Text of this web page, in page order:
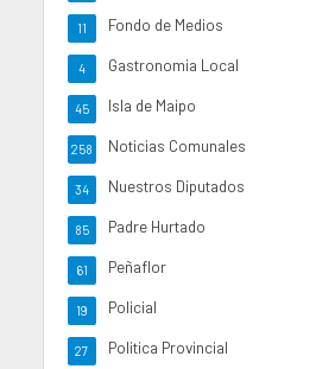
Fondo de Medios
11
Gastronomia Local
4
Isla de Maipo
45
Noticias Comunales
258
Nuestros Diputados
34
Padre Hurtado
85
Peñaflor
61
Policial
19
Politica Provincial
27